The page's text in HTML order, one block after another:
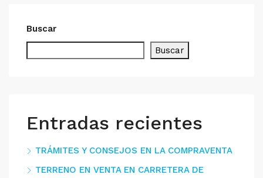
Buscar
Buscar
Entradas recientes
TRÁMITES Y CONSEJOS EN LA COMPRAVENTA
TERRENO EN VENTA EN CARRETERA DE